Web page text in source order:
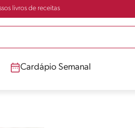
livros de receitas
Cardápio Semanal